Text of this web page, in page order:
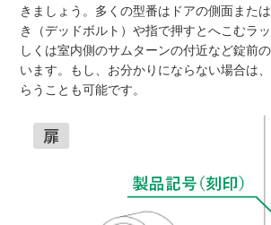
きましょう。多くの型番はドアの側面また
き（デッドボルト）や指で押すとへこむラ
しくは室内側のサムターンの付近など錠前
います。もし、お分かりにならない場合は
らうことも可能です。